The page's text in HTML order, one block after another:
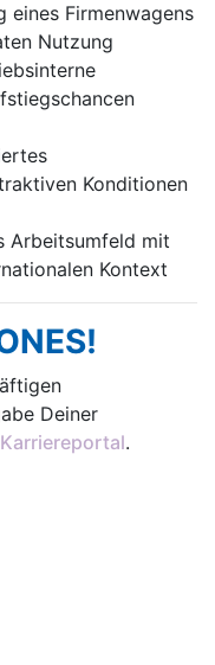
eines Firmenwagens
Nutzung
Konditionen
Arbeitsumfeld mit
Kontext
Deiner
Karriereportal.